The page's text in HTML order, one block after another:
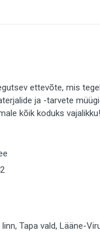
ettevõte, mis
ja -tarvete
kõik koduks vajalikku!
Tapa vald, Lääne-